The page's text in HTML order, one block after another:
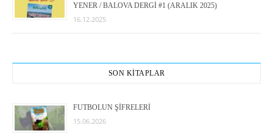
YENER / BALOVA DERGİ #1 (ARALIK 2025)
16.12.2025
SON KİTAPLAR
FUTBOLUN ŞİFRELERİ
15.06.2026